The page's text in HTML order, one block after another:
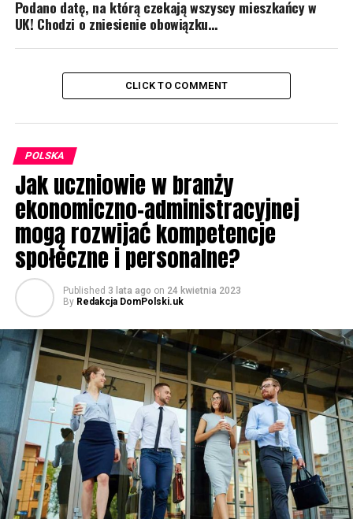
Podano datę, na którą czekają wszyscy mieszkańcy w
UK! Chodzi o zniesienie obowiązku…
CLICK TO COMMENT
POLSKA
Jak uczniowie w branży
ekonomiczno-administracyjnej
mogą rozwijać kompetencje
społeczne i personalne?
Published 3 lata ago on 24 kwietnia 2023
By Redakcja DomPolski.uk